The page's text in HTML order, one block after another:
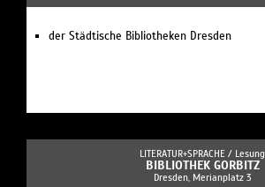
der Städtische Bibliotheken Dresden
LITERATUR+SPRACHE / Lesung
BIBLIOTHEK GORBITZ
Dresden, Merianplatz 3